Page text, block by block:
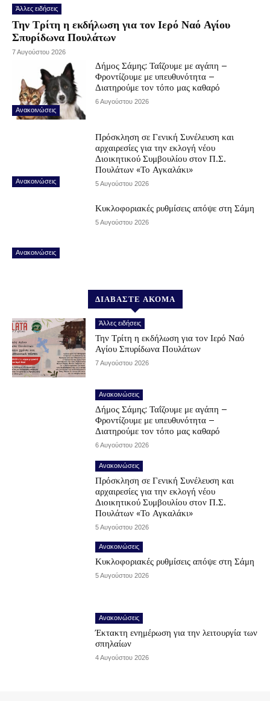
Άλλες ειδήσεις
Την Τρίτη η εκδήλωση για τον Ιερό Ναό Αγίου
Σπυρίδωνα Πουλάτων
7 Αυγούστου 2026
Ανακοινώσεις
Δήμος Σάμης: Ταΐζουμε με αγάπη –
Φροντίζουμε με υπευθυνότητα –
Διατηρούμε τον τόπο μας καθαρό
6 Αυγούστου 2026
Ανακοινώσεις
Πρόσκληση σε Γενική Συνέλευση και
αρχαιρεσίες για την εκλογή νέου
Διοικητικού Συμβουλίου στον Π.Σ.
Πουλάτων «Το Αγκαλάκι»
5 Αυγούστου 2026
Ανακοινώσεις
Κυκλοφοριακές ρυθμίσεις απόψε στη Σάμη
5 Αυγούστου 2026
ΔΙΑΒΑΣΤΕ ΑΚΟΜΑ
Άλλες ειδήσεις
Την Τρίτη η εκδήλωση για τον Ιερό Ναό
Αγίου Σπυρίδωνα Πουλάτων
7 Αυγούστου 2026
Ανακοινώσεις
Δήμος Σάμης: Ταΐζουμε με αγάπη –
Φροντίζουμε με υπευθυνότητα –
Διατηρούμε τον τόπο μας καθαρό
6 Αυγούστου 2026
Ανακοινώσεις
Πρόσκληση σε Γενική Συνέλευση και
αρχαιρεσίες για την εκλογή νέου
Διοικητικού Συμβουλίου στον Π.Σ.
Πουλάτων «Το Αγκαλάκι»
5 Αυγούστου 2026
Ανακοινώσεις
Κυκλοφοριακές ρυθμίσεις απόψε στη Σάμη
5 Αυγούστου 2026
Ανακοινώσεις
Έκτακτη ενημέρωση για την λειτουργία των
σπηλαίων
4 Αυγούστου 2026